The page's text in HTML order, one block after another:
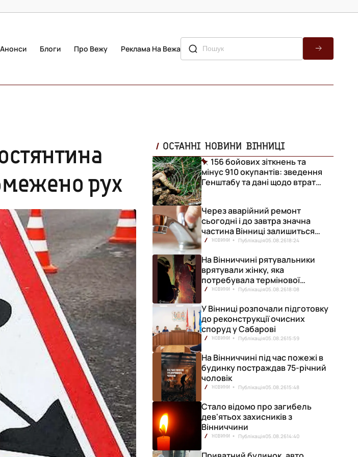
Анонси Блоги Про Вежу Реклама На Вежа
рух
ОСТАННІ НОВИНИ ВІННИЦІ
156 бойових зіткнень та
мінус 910 окупантів: зведення
Генштабу та дані щодо втрат
Через аварійний ремонт
сьогодні і до завтра значна
частина Вінниці залишиться
без води
НОВИНИ Публікація05.08.2618:24
На Вінниччині рятувальники
врятували жінку, яка
потребувала термінової
медичної допомоги
НОВИНИ Публікація05.08.2618:08
У Вінниці розпочали підготовку
до реконструкції очисних
споруд у Сабарові
НОВИНИ Публікація05.08.2615:59
На Вінниччині під час пожежі в
будинку постраждав 75-річний
чоловік
НОВИНИ Публікація05.08.2615:48
Стало відомо про загибель
дев'ятьох захисників з
Вінниччини
НОВИНИ Публікація05.08.2614:40